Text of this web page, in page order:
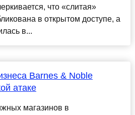
что «слитая»
в открытом доступе, а
в...
Barnes & Noble
атаке
магазинов в